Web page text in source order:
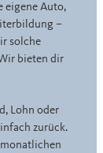
eigene Auto,
–
solche
bieten dir
Lohn oder
zurück.